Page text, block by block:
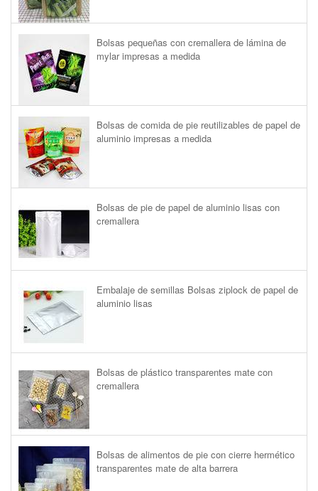
Bolsas pequeñas con cremallera de lámina de
mylar impresas a medida
Bolsas de comida de pie reutilizables de papel de
aluminio impresas a medida
Bolsas de pie de papel de aluminio lisas con
cremallera
Embalaje de semillas Bolsas ziplock de papel de
aluminio lisas
Bolsas de plástico transparentes mate con
cremallera
Bolsas de alimentos de pie con cierre hermético
transparentes mate de alta barrera